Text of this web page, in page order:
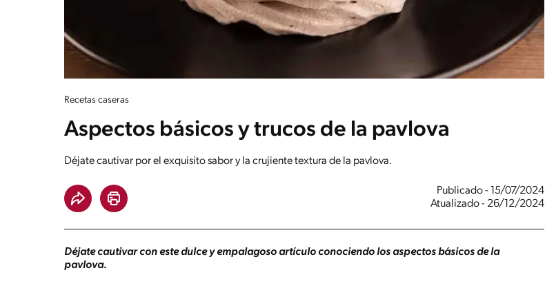
Recetas caseras
Aspectos básicos y trucos de la pavlova
Déjate cautivar por el exquisito sabor y la crujiente textura de la pavlova.
Publicado - 15/07/2024
Atualizado - 26/12/2024
Déjate cautivar con este dulce y empalagoso artículo conociendo los aspectos básicos de la
pavlova.